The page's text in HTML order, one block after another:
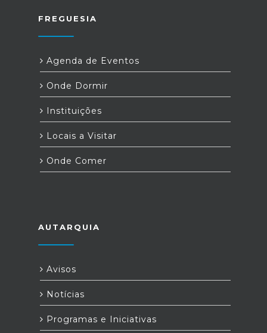
FREGUESIA
Agenda de Eventos
Onde Dormir
Instituições
Locais a Visitar
Onde Comer
AUTARQUIA
Avisos
Notícias
Programas e Iniciativas